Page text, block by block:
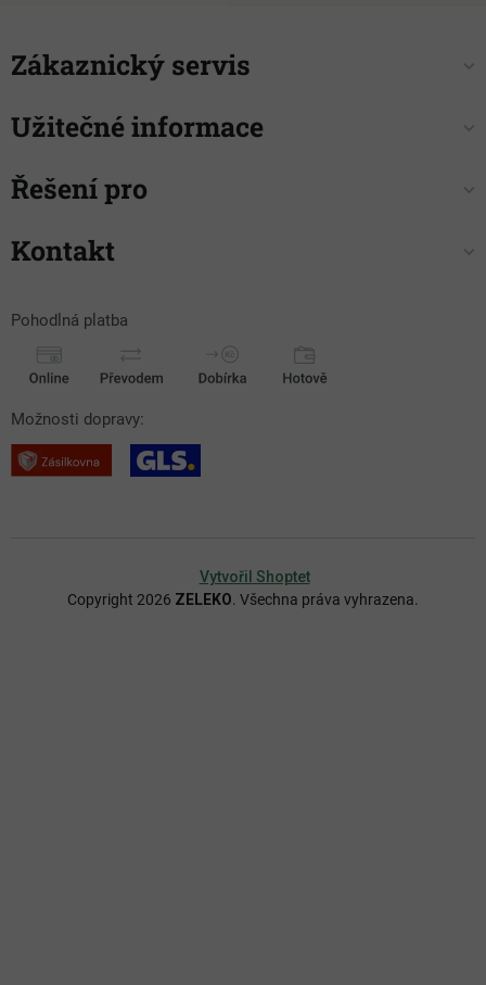
Zákaznický servis
Užitečné informace
Řešení pro
Kontakt
Pohodlná platba
Možnosti dopravy:
Vytvořil Shoptet
Copyright 2026 ZELEKO. Všechna práva vyhrazena.